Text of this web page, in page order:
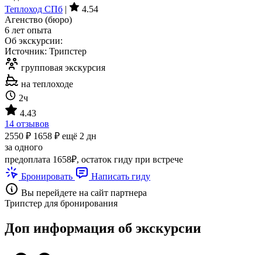
Теплоход СПб |
4.54
Агенство (бюро)
6 лет опыта
Об экскурсии:
Источник: Трипстер
групповая экскурсия
на теплоходе
2ч
4.43
14 отзывов
2550 ₽ 1658 ₽ ещё 2 дн
за одного
предоплата 1658₽, остаток гиду при встрече
Бронировать
Написать гиду
Вы перейдете на сайт партнера
Трипстер для бронирования
Доп информация об экскурсии